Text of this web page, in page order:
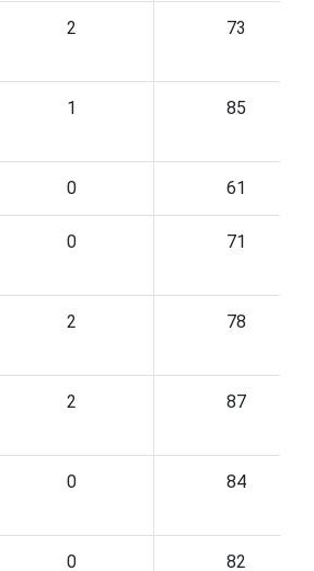
2 73
1 85
0 61
0 71
2 78
2 87
0 84
0 82